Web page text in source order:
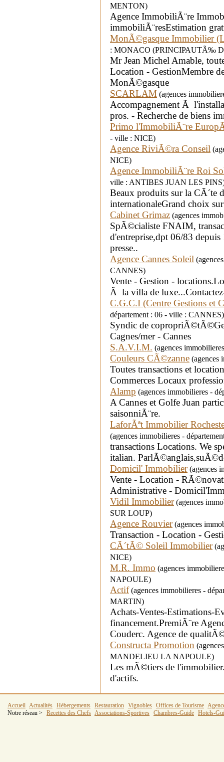
MENTON)
Agence ImmobiliÃ¨re
immobiliÃ¨resEstimation
MonÃ©gasque Immobilier
: MONACO (PRINCIPAUTÃ‰
Mr Jean Michel Amable,
Location - GestionMembre
MonÃ©gasque
SCARLAM (agences
Accompagnement Ã
pros. - Recherche de biens
Primo l'ImmobiliÃ¨re
- ville : NICE)
Agence RiviÃ©ra Conseil
NICE)
Agence ImmobiliÃ¨re Roi
ville : ANTIBES JUAN LES
Beaux produits sur la CÃ´te
internationaleGrand choix
Cabinet Grimaz (agences
SpÃ©cialiste FNAIM,
d'entreprise,dpt 06/83 depuis
presse..
Agence Cannes Soleil
CANNES)
Vente - Gestion -
Ã la villa de
C.G.C.I (Centre Gestions et
département : 06 - ville : CANNES)
Syndic de
Cagnes/mer - Cannes
S.A.V.I.M. (agences
Couleurs CÃ©zanne (agences
Toutes transactions et
Commerces Locaux
Alamp (agences immobilieres -
A Cannes et Golfe Juan
saisonniÃ¨re.
LaforÃªt Immobilier
(agences immobilieres -
transactions Locations. We
italian.
Domicil' Immobilier(agences
Vente - Location -
Administrative -
Vidil Immobilier(agences
SUR LOUP)
Agence Rouvier(agences
Transaction - Location -
CÃ´tÃ© Soleil Immobilier
NICE)
M.R. Immo (agences
NAPOULE)
Actif(agences immobilieres -
MARTIN)
Achats-Ventes-Estimations-
financement.PremiÃ¨re
Couderc. Agence de
Constructa Promotion
MANDELIEU LA NAPOULE)
Les mÃ©tiers de
d'actifs.
Accueil Actualités Hébergements Restauration Vignobles Offices de Tourisme
Notre réseau >
Recettes des Chefs Associations-Sportives Chambres-Guide Hotels-